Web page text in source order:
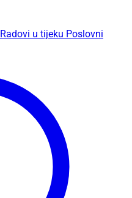
Radovi u tijeku Poslovni